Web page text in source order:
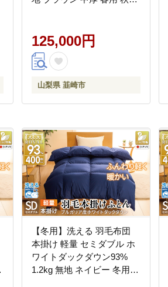
ルガリア産 コインランドリ
ー 掛け布団 ダウンかけ布
団 ふとん 羽毛ふとん 合掛
ベル
125,000円
山梨県 韮崎市
【冬用】洗える 羽毛布団
本掛け 軽量 セミダブル ホ
ワイトダックダウン93%
1.2kg 無地 ネイビー 冬用